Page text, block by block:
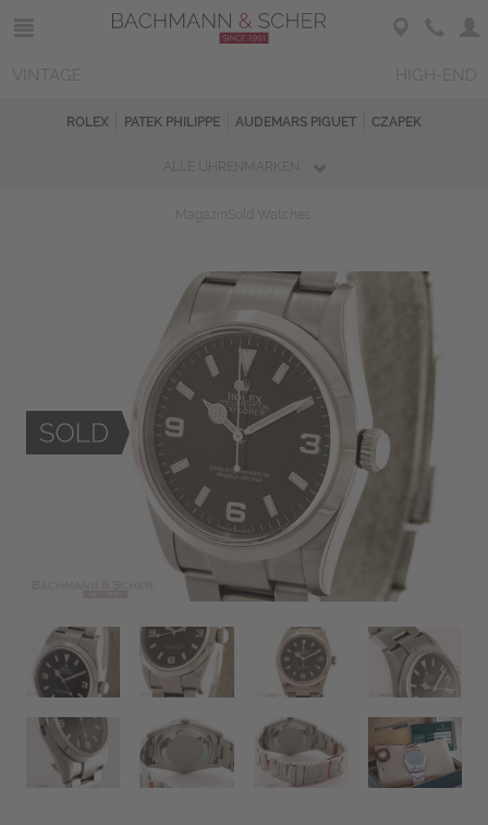
ROLEX PATEK PHILIPPE AUDEMARS PIGUET CZAPEK